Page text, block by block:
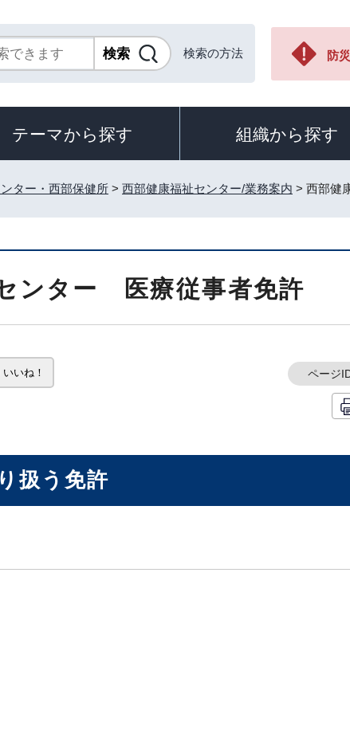
検索の方法 防
テーマから探す 組織から探す
ター・西部保健所 > 西部健康福祉センター/業務案内 > 西部健
ンター 医療従事者免許
いいね！ ページ
扱う免許